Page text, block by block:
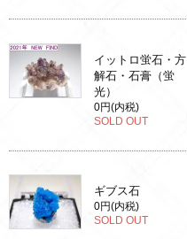
イットロ蛍石・方
解石・石膏（蛍
光）
0円(内税)
SOLD OUT
ギブス石
0円(内税)
SOLD OUT